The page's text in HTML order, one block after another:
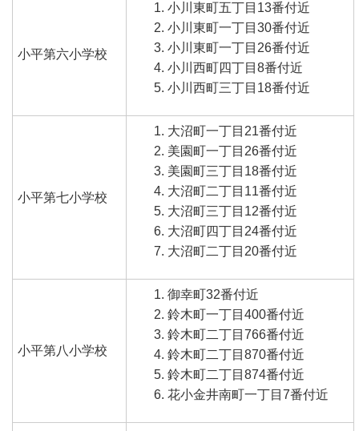
小平第六小学校
小川東町五丁目13番付近
小川東町一丁目30番付近
小川東町一丁目26番付近
小川西町四丁目8番付近
小川西町三丁目18番付近
小平第七小学校
大沼町一丁目21番付近
美園町一丁目26番付近
美園町三丁目18番付近
大沼町二丁目11番付近
大沼町三丁目12番付近
大沼町四丁目24番付近
大沼町二丁目20番付近
小平第八小学校
御幸町32番付近
鈴木町一丁目400番付近
鈴木町二丁目766番付近
鈴木町二丁目870番付近
鈴木町二丁目874番付近
花小金井南町一丁目7番付近